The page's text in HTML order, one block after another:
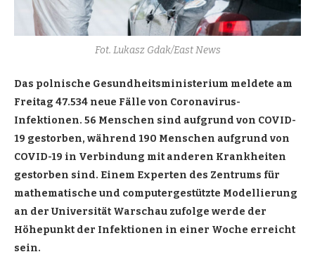
Fot. Lukasz Gdak/East News
Das polnische Gesundheitsministerium meldete am
Freitag 47.534 neue Fälle von Coronavirus-
Infektionen. 56 Menschen sind aufgrund von COVID-
19 gestorben, während 190 Menschen aufgrund von
COVID-19 in Verbindung mit anderen Krankheiten
gestorben sind. Einem Experten des Zentrums für
mathematische und computergestützte Modellierung
an der Universität Warschau zufolge werde der
Höhepunkt der Infektionen in einer Woche erreicht
sein.